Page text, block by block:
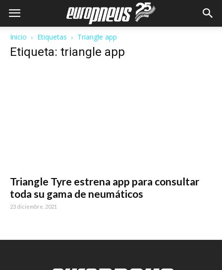
Inicio Etiquetas Triangle app
Etiqueta: triangle app
Triangle Tyre estrena app para consultar
toda su gama de neumáticos
23 diciembre, 2021